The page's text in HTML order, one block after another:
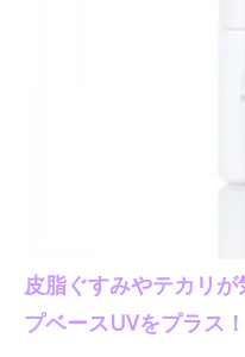
皮脂ぐすみやテカリ
プベースUVをプラス！